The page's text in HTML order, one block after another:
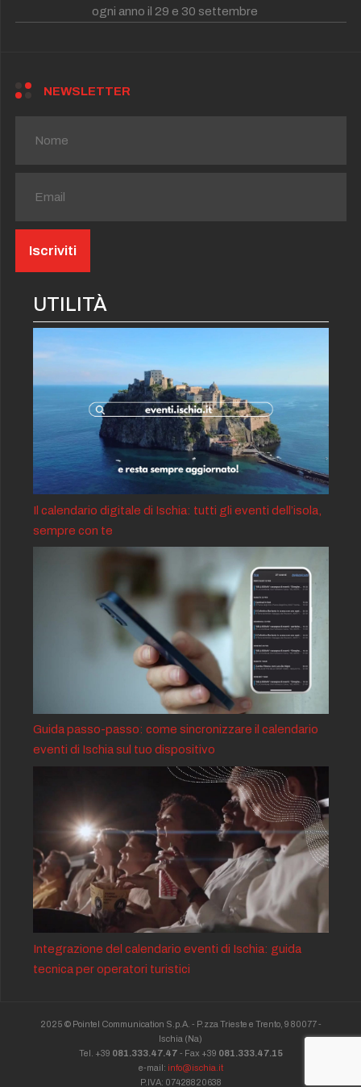
ogni anno il 29 e 30 settembre
NEWSLETTER
UTILITÀ
Il calendario digitale di Ischia: tutti gli eventi dell’isola,
sempre con te
Guida passo-passo: come sincronizzare il calendario
eventi di Ischia sul tuo dispositivo
Integrazione del calendario eventi di Ischia: guida
tecnica per operatori turistici
2025 © Pointel Communication S.p.A. - P.zza Trieste e Trento, 9 80077 -
Ischia (Na)
Tel. +39 081.333.47.47 - Fax +39 081.333.47.15
e-mail: info@ischia.it
P.IVA: 07428820638